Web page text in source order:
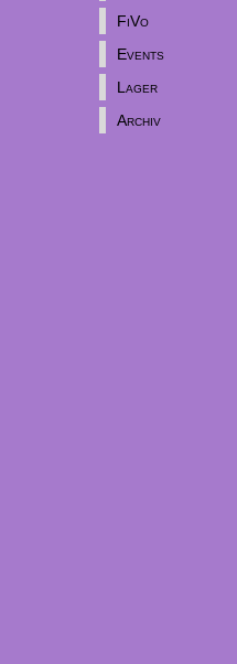
FiVo
Events
Lager
Archiv